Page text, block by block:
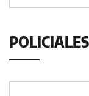
POLICIALES